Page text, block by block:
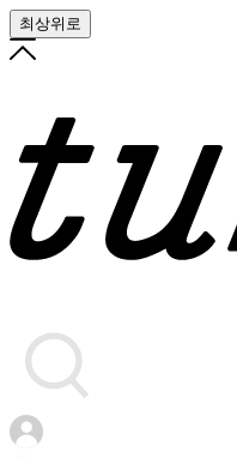
최상위로